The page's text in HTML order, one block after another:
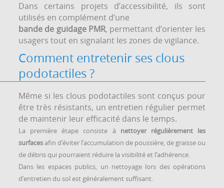
Dans certains projets d’accessibilité, ils sont
utilisés en complément d’une
bande de guidage PMR, permettant d’orienter les
usagers tout en signalant les zones de vigilance.
Comment entretenir ses clous
podotactiles ?
Même si les clous podotactiles sont conçus pour
être très résistants, un entretien régulier permet
de maintenir leur efficacité dans le temps.
La première étape consiste à nettoyer régulièrement les
surfacesafin d’éviter l’accumulation de poussière, de graisse ou
de débris qui pourraient réduire la visibilité et l’adhérence.
Dans les espaces publics, un nettoyage lors des opérations
d’entretien du sol est généralement suffisant.